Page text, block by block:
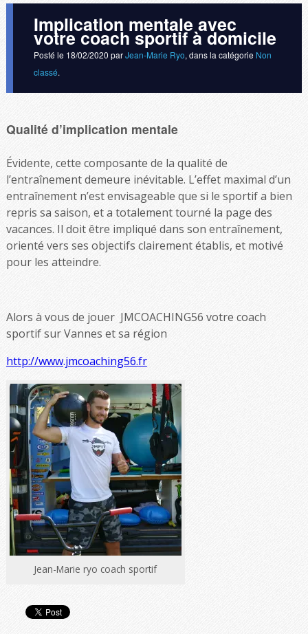
Implication mentale avec
votre coach sportif à domicile
Posté le 18/02/2020 parJean-Marie Ryo, dans la catégorie Non
classé.
Qualité d’implication mentale
Évidente, cette composante de la qualité de
l’entraînement demeure inévitable. L’effet maximal d’un
entraînement n’est envisageable que si le sportif a bien
repris sa saison, et a totalement tourné la page des
vacances. Il doit être impliqué dans son entraînement,
orienté vers ses objectifs clairement établis, et motivé
pour les atteindre.
Alors à vous de jouer JMCOACHING56 votre coach
sportif sur Vannes et sa région
http://www.jmcoaching56.fr
Jean-Marie ryo coach sportif